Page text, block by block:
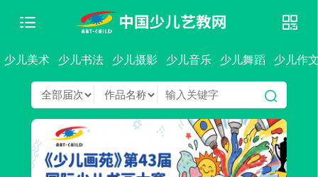
少儿美术 少儿书法 少儿摄影 少儿音乐 少儿舞蹈 少儿作